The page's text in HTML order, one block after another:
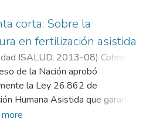
y el Plan Nacer (PN). De la
en mayo de 2011 se amplió
de esta asignación a las
a partir del 3 mes de
mediante la Asignación Universal
(AUE). La forma de
se estableció a través de las
de salud que la
Nacional de Seguridad Social
corta: Sobre la
en fertilización asistida
ISALUD, 2013-08) Cohen
de la Nación aprobó
la Ley 26.862 de
Humana Asistida que garantiza
integral a los procedimientos y